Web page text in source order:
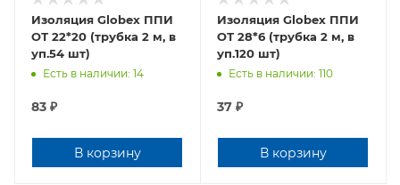
Изоляция Globex ППИ
ОТ 22*20 (трубка 2 м, в
уп.54 шт)
Есть в наличии: 14
83 ₽
В корзину
Изоляция Globex ППИ
ОТ 28*6 (трубка 2 м, в
уп.120 шт)
Есть в наличии: 110
37 ₽
В корзину